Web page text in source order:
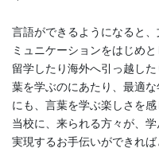
言語ができるようになると
ミュニケーションをはじめ
留学したり海外へ引っ越し
葉を学ぶのにあたり、最適
にも、言葉を学ぶ楽しさを感
当校に、来られる方々が、
実現するお手伝いができれ